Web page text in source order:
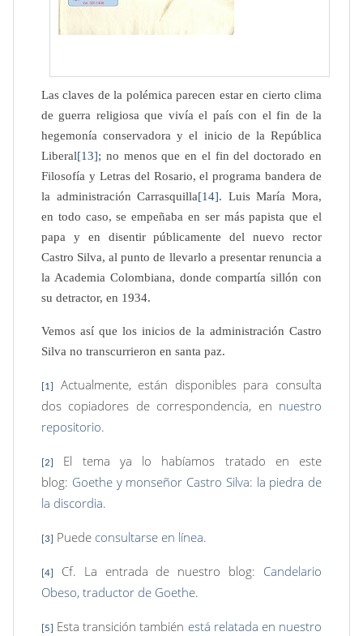
Las claves de la polémica parecen estar en cierto clima
de guerra religiosa que vivía el país con el fin de la
hegemonía conservadora y el inicio de la República
Liberal[13]; no menos que en el fin del doctorado en
Filosofía y Letras del Rosario, el programa bandera de
la administración Carrasquilla[14]. Luis María Mora,
en todo caso, se empeñaba en ser más papista que el
papa y en disentir públicamente del nuevo rector
Castro Silva, al punto de llevarlo a presentar renuncia a
la Academia Colombiana, donde compartía sillón con
su detractor, en 1934.
Vemos así que los inicios de la administración Castro
Silva no transcurrieron en santa paz.
[1]
Actualmente, están disponibles para consulta
dos copiadores de correspondencia, en nuestro
repositorio.
[2]
El tema ya lo habíamos tratado en este
blog: Goethe y monseñor Castro Silva: la piedra de
la discordia.
[3] Puede consultarse en línea.
[4] Cf. La entrada de nuestro blog: Candelario
Obeso, traductor de Goethe.
[5] Esta transición también está relatada en nuestro